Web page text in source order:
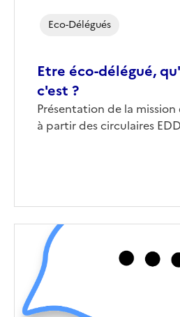
Etre éco-délégué,
c'est ?
Corps
Présentation de la mission
à partir des circulaires
Eco-Délégués
couverture
(conseillée)